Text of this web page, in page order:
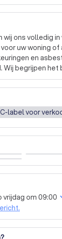
wij ons volledig
uw woning
en
Wij begrijpen
en zorgen
vereisten. We
volgens
we naar
en te
of wilt u meer
offerte en
uw vastgoed.
label voor
om 09:00